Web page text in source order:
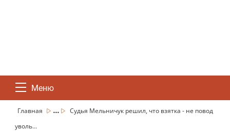
Меню
Главная ...
Судья Мельничук решил, что взятка - не повод
уволь...